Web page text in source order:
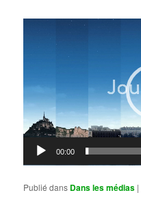
00:00
Publié dans Dans les médias |